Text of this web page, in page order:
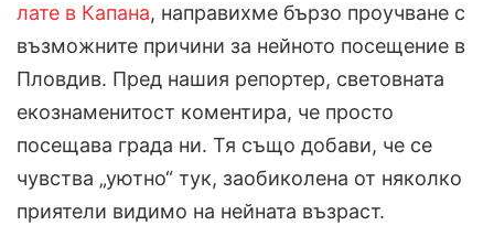
лате в Капана, направихме бързо проучване с
възможните причини за нейното посещение в
Пловдив. Пред нашия репортер, световната
екознаменитост коментира, че просто
посещава града ни. Тя също добави, че се
чувства „уютно“ тук, заобиколена от няколко
приятели видимо на нейната възраст.